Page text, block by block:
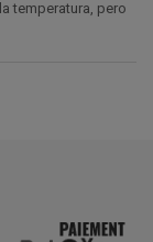
temperatura, pero